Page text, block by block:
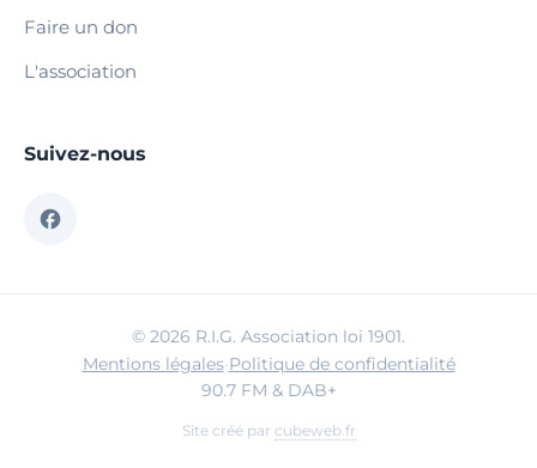
Faire un don
L'association
Suivez-nous
© 2026 R.I.G. Association loi 1901.
Mentions légales·Politique de confidentialité
90.7 FM & DAB+
Site créé par cubeweb.fr